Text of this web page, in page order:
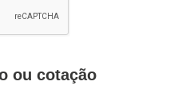
ou cotação